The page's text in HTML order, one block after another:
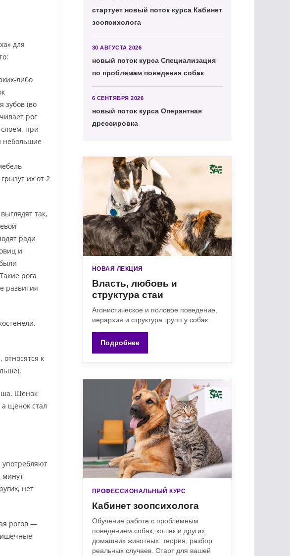
для
либо
зубов (во
рог
при
небольшие
их от 2
так,
ради
и
рога
развития
относятся к
Щенок
щенок стал
употребляют
минут,
нет
рогов —
стартует новый поток курса Кабинет
зоопсихолога
30 АВГУСТА 2026
новый поток курса Специализация
по проблемам поведения собак
6 СЕНТЯБРЯ 2026
новый поток курса Оперантная
дрессировка
НОВАЯ ЛЕКЦИЯ
Власть, любовь и
структура стаи
Агонистическое и половое поведение,
иерархия и структура групп у собак.
Подробнее
ПРОФЕССИОНАЛЬНЫЙ КУРС
Кабинет зоопсихолога
Обучение работе с проблемным
поведением собак, кошек и других
домашних животных: теория, разбор
реальных случаев. Старт для вашей